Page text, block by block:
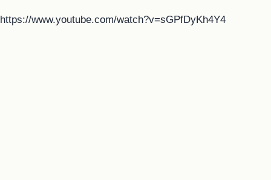
https://www.youtube.com/watch?v=sGPfDyKh4Y4